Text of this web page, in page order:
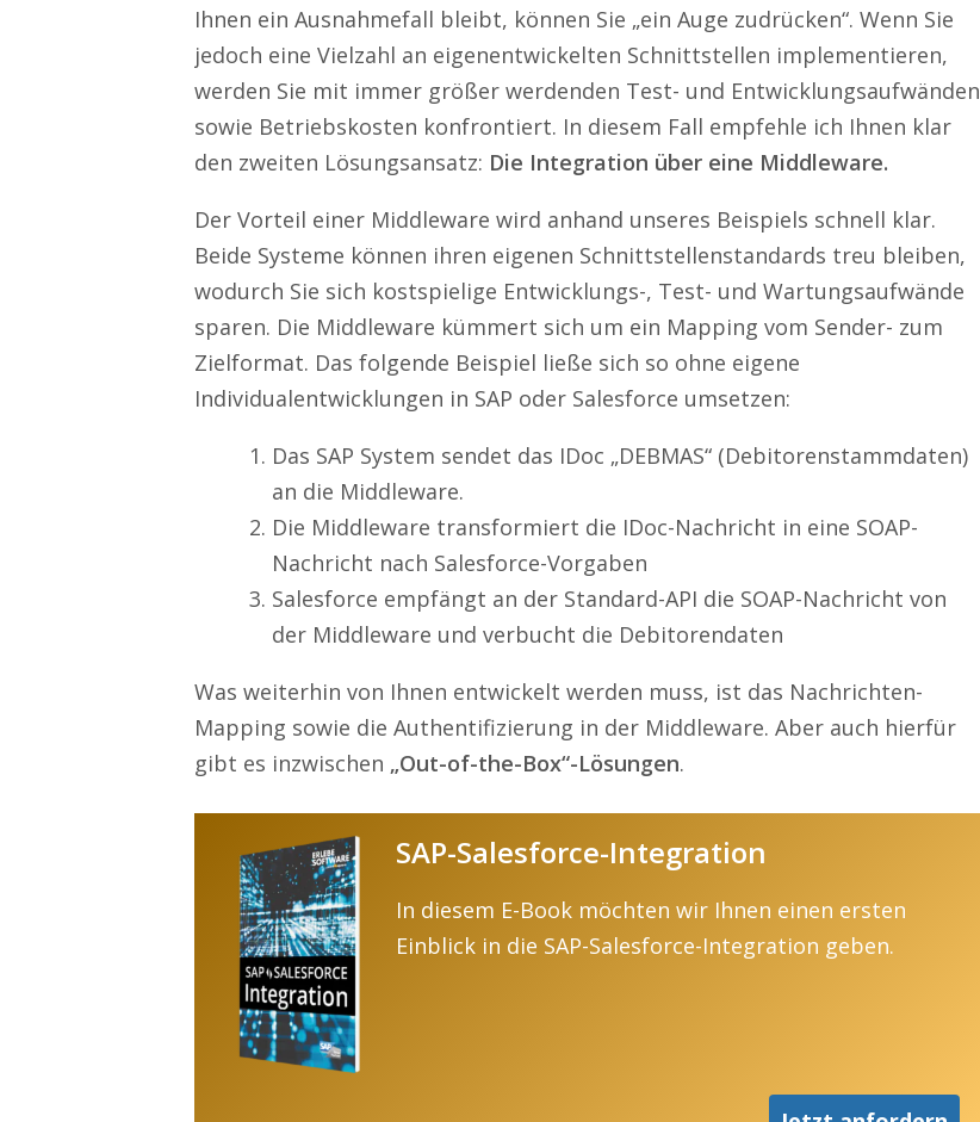
Ihnen ein Ausnahmefall bleibt, können Sie „ein Auge zudrücken“. Wenn Sie
jedoch eine Vielzahl an eigenentwickelten Schnittstellen implementieren,
werden Sie mit immer größer werdenden Test- und Entwicklungsaufwänden
sowie Betriebskosten konfrontiert. In diesem Fall empfehle ich Ihnen klar
den zweiten Lösungsansatz: Die Integration über eine Middleware.
Der Vorteil einer Middleware wird anhand unseres Beispiels schnell klar.
Beide Systeme können ihren eigenen Schnittstellenstandards treu bleiben,
wodurch Sie sich kostspielige Entwicklungs-, Test- und Wartungsaufwände
sparen. Die Middleware kümmert sich um ein Mapping vom Sender- zum
Zielformat. Das folgende Beispiel ließe sich so ohne eigene
Individualentwicklungen in SAP oder Salesforce umsetzen:
Das SAP System sendet das IDoc „DEBMAS“ (Debitorenstammdaten)
an die Middleware.
Die Middleware transformiert die IDoc-Nachricht in eine SOAP-
Nachricht nach Salesforce-Vorgaben
Salesforce empfängt an der Standard-API die SOAP-Nachricht von
der Middleware und verbucht die Debitorendaten
Was weiterhin von Ihnen entwickelt werden muss, ist das Nachrichten-
Mapping sowie die Authentifizierung in der Middleware. Aber auch hierfür
gibt es inzwischen „Out-of-the-Box“-Lösungen.
SAP-Salesforce-Integration
In diesem E-Book möchten wir Ihnen einen ersten
Einblick in die SAP-Salesforce-Integration geben.